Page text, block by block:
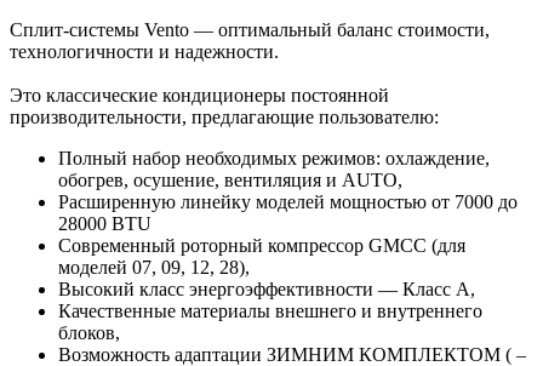
Сплит-системы Vento — оптимальный баланс стоимости,
технологичности и надежности.
Это классические кондиционеры постоянной
производительности, предлагающие пользователю:
Полный набор необходимых режимов: охлаждение,
обогрев, осушение, вентиляция и AUTO,
Расширенную линейку моделей мощностью от 7000 до
28000 BTU
Современный роторный компрессор GMCC (для
моделей 07, 09, 12, 28),
Высокий класс энергоэффективности — Класс A,
Качественные материалы внешнего и внутреннего
блоков,
Возможность адаптации ЗИМНИМ КОМПЛЕКТОМ ( –